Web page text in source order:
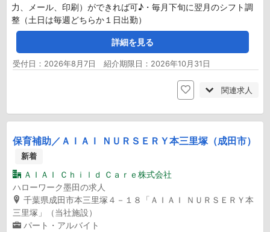
力、メール、印刷）ができれば可♪・毎月下旬に翌月のシフト調
整（土日は毎週どちらか１日出勤）
詳細を見る
受付日：2026年8月7日 紹介期限日：2026年10月31日
関連求人
保育補助／ＡＩＡＩ ＮＵＲＳＥＲＹ本三里塚（成田市）
新着
ＡＩＡＩ Ｃｈｉｌｄ Ｃａｒｅ株式会社
ハローワーク墨田の求人
千葉県成田市本三里塚４－１８「ＡＩＡＩ ＮＵＲＳＥＲＹ本
三里塚」（当社施設）
パート・アルバイト